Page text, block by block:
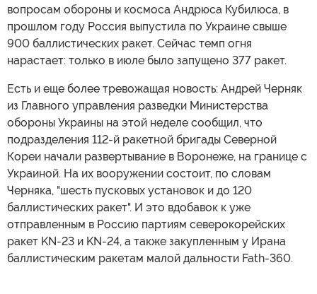
вопросам обороны и космоса Андрюса Кубилюса, в
прошлом году Россия выпустила по Украине свыше
900 баллистических ракет. Сейчас темп огня
нарастает: только в июле было запущено 377 ракет.
Есть и еще более тревожащая новость: Андрей Черняк
из Главного управления разведки Министерства
обороны Украины на этой неделе сообщил, что
подразделения 112-й ракетной бригады Северной
Кореи начали развертывание в Воронеже, на границе с
Украиной. На их вооружении состоит, по словам
Черняка, "шесть пусковых установок и до 120
баллистических ракет". И это вдобавок к уже
отправленным в Россию партиям северокорейских
ракет KN-23 и KN-24, а также закупленным у Ирана
баллистическим ракетам малой дальности Fath-360.